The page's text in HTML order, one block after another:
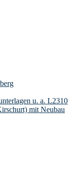
u. a. L2310
mit Neubau